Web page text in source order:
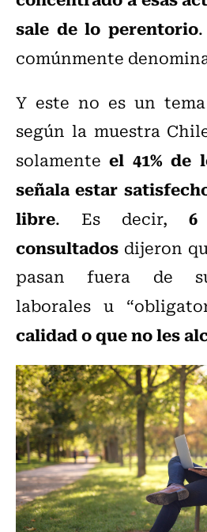
sale de lo perentorio
comúnmente
Y este no es un
según la muestra
solamenteel 41% de
señala estar
libre. Es decir,
consultados dijeron
pasan fuera de
laborales u
calidad o que no les